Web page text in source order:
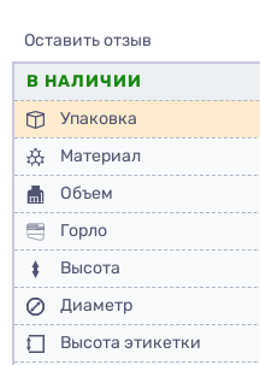
Оставить отзыв
В НАЛИЧИИ
Упаковка
Материал
Объем
Горло
Высота
Диаметр
Высота этикетки